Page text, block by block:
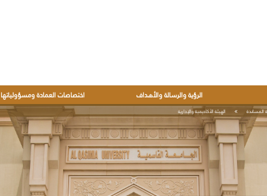
الرؤية والرسالة والأهداف اختصاصات العمادة ومسؤولياتها
المساندة الهيئة الأكاديمية والإدارية